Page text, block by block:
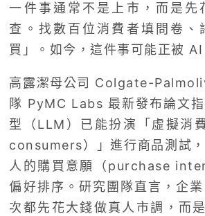
一件事通常不是上市，而是先
查。找數百位消費者填問卷、
買」。如今，這件事可能正被 AI
高露潔母公司 Colgate-
隊 PyMC Labs 最新發布論文
型（LLM）已能扮演「虛擬消
consumers）」進行商品測試
人的購買意願（purchase
偏好排序。研究團隊直言，企
次都先花大錢做真人市調，而